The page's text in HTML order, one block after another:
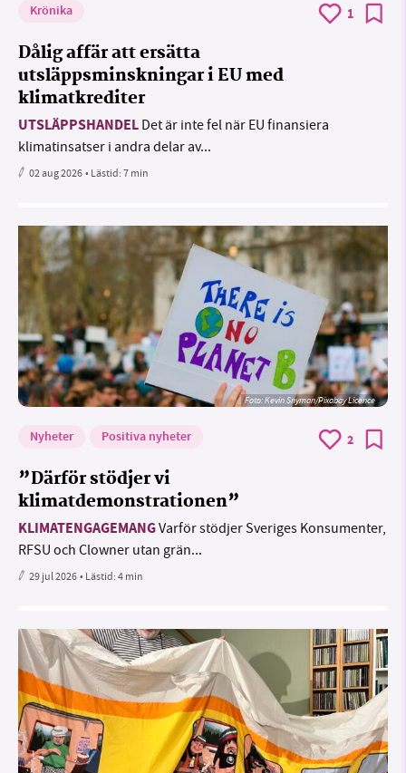
Krönika 1
Dålig affär att ersätta
utsläppsminskningar i EU med
klimatkrediter
UTSLÄPPSHANDEL Det är inte fel när EU finansiera
klimatinsatser i andra delar av...
02 aug 2026• Lästid:7 min
Foto:Kevin Snyman/Pixabay Licence
Nyheter Positiva nyheter 2
”Därför stödjer vi
klimatdemonstrationen”
KLIMATENGAGEMANGVarför stödjer Sveriges Konsumenter,
RFSU och Clowner utan grän...
29 jul 2026• Lästid:4 min